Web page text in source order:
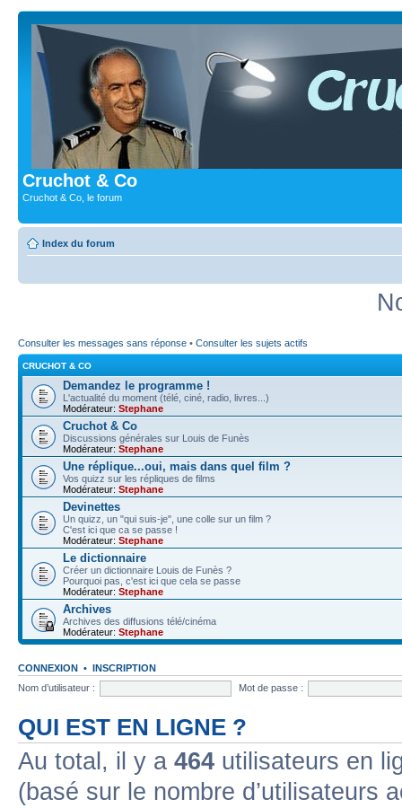
Cruchot & Co
Cruchot & Co, le forum
Index du forum
Consulter les messages sans réponse • Consulter les sujets actifs
CRUCHOT & CO
Demandez le programme !
L'actualité du moment (télé, ciné, radio, livres...)
Modérateur: Stephane
Cruchot & Co
Discussions générales sur Louis de Funès
Modérateur: Stephane
Une réplique...oui, mais dans quel film ?
Vos quizz sur les répliques de films
Modérateur: Stephane
Devinettes
Un quizz, un "qui suis-je", une colle sur un film ?
C'est ici que ca se passe !
Modérateur: Stephane
Le dictionnaire
Créer un dictionnaire Louis de Funès ?
Pourquoi pas, c'est ici que cela se passe
Modérateur: Stephane
Archives
Archives des diffusions télé/cinéma
Modérateur: Stephane
CONNEXION • INSCRIPTION
Nom d’utilisateur :
Mot de passe :
QUI EST EN LIGNE ?
Au total, il y a 464 utilisateurs en
(basé sur le nombre d’utilisateurs